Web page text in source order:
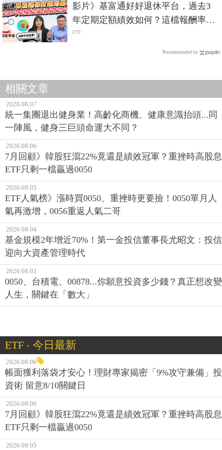
影片》基富通好好退休平台，過去3
年定期定額績效如何？這檔報酬率逾
4成！
ETF
Recommended by
相關文章
2026.08.07
統一集團退出健身業！高齡化商機、健康意識抬頭...同
一陣風，健身三巨頭命運大不同？
2026.08.06
7月回顧》韓股狂瀉22%竟還是績效冠軍？重挫時高股息
ETF只剩一檔贏過0050
2026.08.05
ETF人氣榜》漲時買0050、重挫時更要撿！0050單月人
氣再激增，0056重返人氣二哥
2026.08.04
基金規模2年增近70%！第一金投信董事長尤昭文：投信
迎向大資產管理時代
2026.08.03
0050、台積電、00878...你願意投資多少錢？真正想改變
人生，關鍵在「數大」
ETF ‧ 今日最新
2026.08.06
帳面獲利落袋才安心！理財專家揭密「9%攻守兼備」投
資術 留意8/10關鍵日
2026.08.06
7月回顧》韓股狂瀉22%竟還是績效冠軍？重挫時高股息
ETF只剩一檔贏過0050
2026.08.05